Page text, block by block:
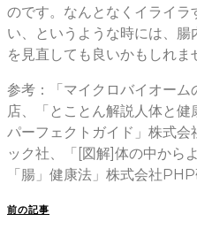
のです。なんとなくイライ
い、というような時には、
を見直しても良いかもしれま
参考：「マイクロバイオー
店、「とことん解説人体と
パーフェクトガイド」株式会
ック社、「[図解]体の中から
「腸」健康法」株式会社
前の記事